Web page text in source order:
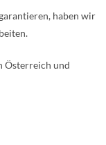
haben wir
Österreich und